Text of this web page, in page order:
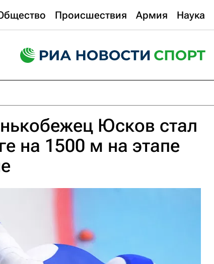
Происшествия Армия Наука
Юсков стал
на 1500 м на этапе